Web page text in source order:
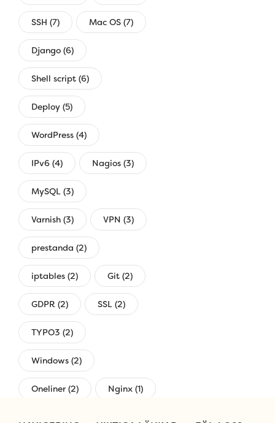
SSH (7) Mac OS (7)
Django (6)
Shell script (6)
Deploy (5)
WordPress (4)
IPv6 (4) Nagios (3)
MySQL (3)
Varnish (3) VPN (3)
prestanda (2)
iptables (2) Git (2)
GDPR (2) SSL (2)
TYPO3 (2)
Windows (2)
Oneliner (2) Nginx (1)